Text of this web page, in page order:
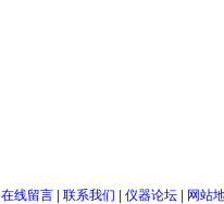
在线留言| 联系我们 仪器论坛| 网站